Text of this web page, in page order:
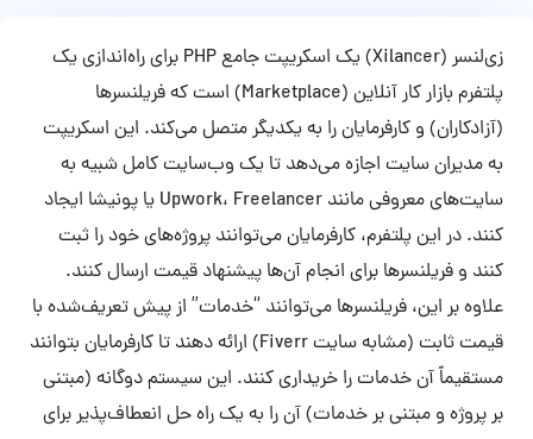
زی‌لنسر (Xilancer) یک اسکریپت جامع PHP برای راه‌اندازی یک
پلتفرم بازار کار آنلاین (Marketplace) است که فریلنسرها
(آزادکاران) و کارفرمایان را به یکدیگر متصل می‌کند. این اسکریپت
به مدیران سایت اجازه می‌دهد تا یک وب‌سایت کامل شبیه به
سایت‌های معروفی مانند Upwork، Freelancer یا پونیشا ایجاد
کنند. در این پلتفرم، کارفرمایان می‌توانند پروژه‌های خود را ثبت
کنند و فریلنسرها برای انجام آن‌ها پیشنهاد قیمت ارسال کنند.
علاوه بر این، فریلنسرها می‌توانند “خدمات” از پیش تعریف‌شده با
قیمت ثابت (مشابه سایت Fiverr) ارائه دهند تا کارفرمایان بتوانند
مستقیماً آن خدمات را خریداری کنند. این سیستم دوگانه (مبتنی
بر پروژه و مبتنی بر خدمات) آن را به یک راه حل انعطاف‌پذیر برای